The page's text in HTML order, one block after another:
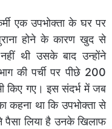
एक उपभोक्ता के घर पर
होने के कारण खुद से
थी उसके बाद उन्होंने
की पर्ची पर पीछे 200
किए गए। इस संदर्भ में जब
कहना था कि उपभोक्ता से
ने पैसा लिया है उनके खिलाफ